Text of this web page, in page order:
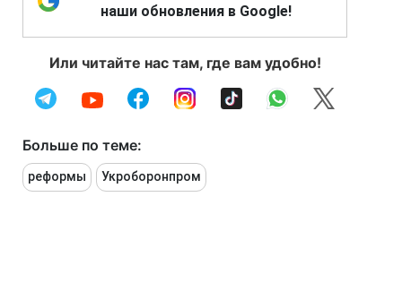
наши обновления в Google!
Или читайте нас там, где вам удобно!
Больше по теме:
реформы Укроборонпром